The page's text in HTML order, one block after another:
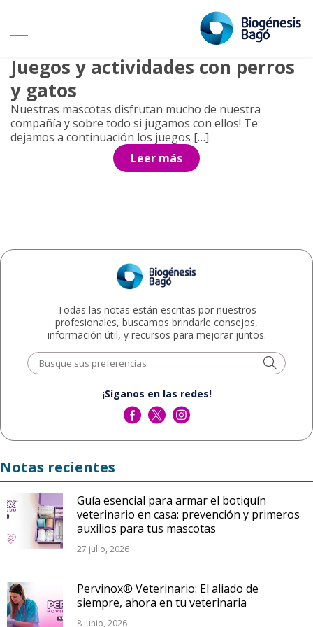
Archivo de etiquetas: paseos
con mascotas
Juegos y actividades con perros
y gatos
Nuestras mascotas disfrutan mucho de nuestra
compañía y sobre todo si jugamos con ellos! Te
dejamos a continuación los juegos […]
Leer más
Todas las notas están escritas por nuestros
profesionales, buscamos brindarle consejos,
información útil, y recursos para mejorar juntos.
¡Síganos en las redes!
Notas recientes
Guía esencial para armar el botiquín
veterinario en casa: prevención y primeros
auxilios para tus mascotas
27 julio, 2026
Pervinox® Veterinario: El aliado de
siempre, ahora en tu veterinaria
8 junio, 2026